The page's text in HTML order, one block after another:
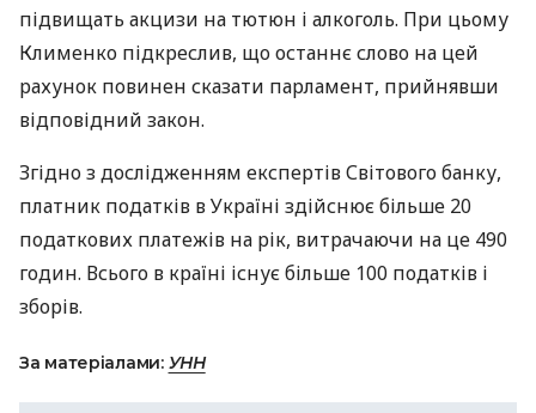
підвищать акцизи на тютюн і алкоголь. При цьому
Клименко підкреслив, що останнє слово на цей
рахунок повинен сказати парламент, прийнявши
відповідний закон.
Згідно з дослідженням експертів Світового банку,
платник податків в Україні здійснює більше 20
податкових платежів на рік, витрачаючи на це 490
годин. Всього в країні існує більше 100 податків і
зборів.
За матеріалами: УНН